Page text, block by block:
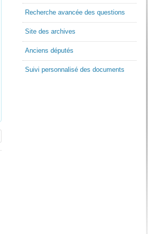
Recherche avancée des questions
Site des archives
Anciens députés
Suivi personnalisé des documents